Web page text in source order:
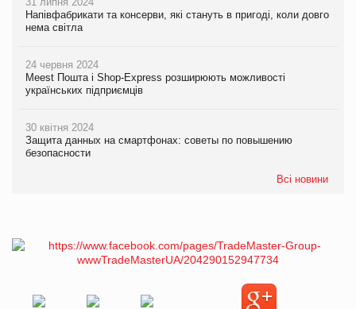
Напівфабрикати та консерви, які стануть в пригоді, коли довго
нема світла
24 червня 2024
Meest Пошта і Shop-Express розширюють можливості
українських підприємців
30 квітня 2024
Защита данных на смартфонах: советы по повышению
безопасности
Всі новини